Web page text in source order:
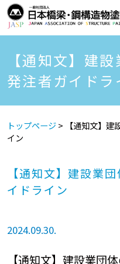
【通知文】建
発注者ガイドラ
トップページ>
【通知文】
イン
【通知文】建設業
イドライン
2024.09.30.
【通知文】建設業団